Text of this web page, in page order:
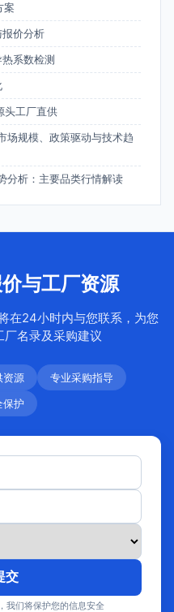
案
价分析
系数检测
头工厂直供
场规模、政策驱动与技术趋
分析：主要品类行情解读
与工厂资源
在24小时内与您联系，为您
名录及采购建议
资源
专业采购指导
保护
交
我们将保护您的信息安全